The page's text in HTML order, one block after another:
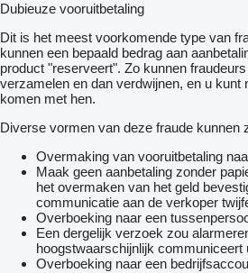
Dubieuze vooruitbetaling
Dit is het meest voorkomende type van
kunnen een bepaald bedrag aan
product "reserveert". Zo kunnen
verzamelen en dan verdwijnen, en u kunt
komen met hen.
Diverse vormen van deze fraude kunnen
Overmaking van vooruitbetaling
Maak geen aanbetaling zonder
het overmaken van het geld
communicatie aan de verkoper
Overboeking naar een
Een dergelijk verzoek zou
hoogstwaarschijnlijk communiceert
Overboeking naar een